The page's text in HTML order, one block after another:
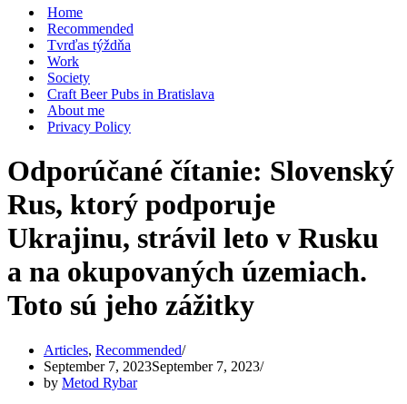
Home
Recommended
Tvrďas týždňa
Work
Society
Craft Beer Pubs in Bratislava
About me
Privacy Policy
Odporúčané čítanie: Slovenský
Rus, ktorý podporuje
Ukrajinu, strávil leto v Rusku
a na okupovaných územiach.
Toto sú jeho zážitky
Articles, Recommended
September 7, 2023September 7, 2023
by Metod Rybar